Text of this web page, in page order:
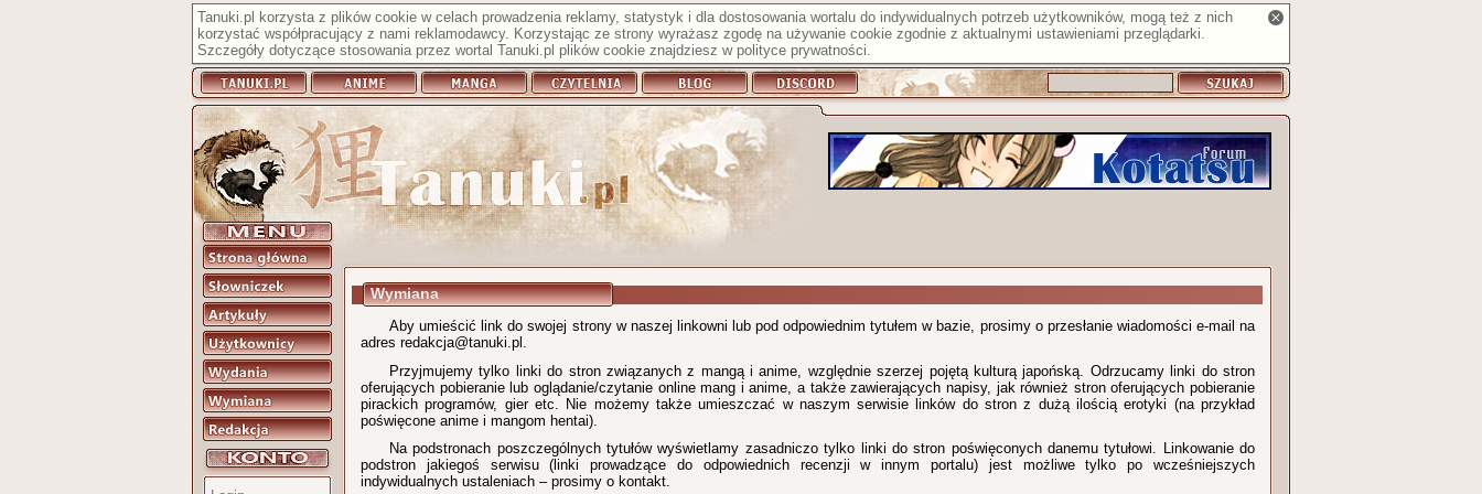
Tanuki.pl korzysta z plików cookie w celach prowadzenia reklamy, statystyk i dla dostosowania wortalu do indywidualnych potrzeb użytkowników, mogą też z nich
korzystać współpracujący z nami reklamodawcy. Korzystając ze strony wyrażasz zgodę na używanie cookie zgodnie z aktualnymi ustawieniami przeglądarki.
Szczegóły dotyczące stosowania przez wortal Tanuki.pl plików cookie znajdziesz w polityce prywatności.
Wymiana
Aby umieścić link do swojej strony w naszej linkowni lub pod odpowiednim tytułem w bazie, prosimy o przesłanie wiadomości e-mail na
adres redakcja@tanuki.pl.
Przyjmujemy tylko linki do stron związanych z mangą i anime, względnie szerzej pojętą kulturą japońską. Odrzucamy linki do stron
oferujących pobieranie lub oglądanie/czytanie online mang i anime, a także zawierających napisy, jak również stron oferujących pobieranie
pirackich programów, gier etc. Nie możemy także umieszczać w naszym serwisie linków do stron z dużą ilością erotyki (na przykład
poświęcone anime i mangom hentai).
Na podstronach poszczególnych tytułów wyświetlamy zasadniczo tylko linki do stron poświęconych danemu tytułowi. Linkowanie do
podstron jakiegoś serwisu (linki prowadzące do odpowiednich recenzji w innym portalu) jest możliwe tylko po wcześniejszych
indywidualnych ustaleniach – prosimy o kontakt.